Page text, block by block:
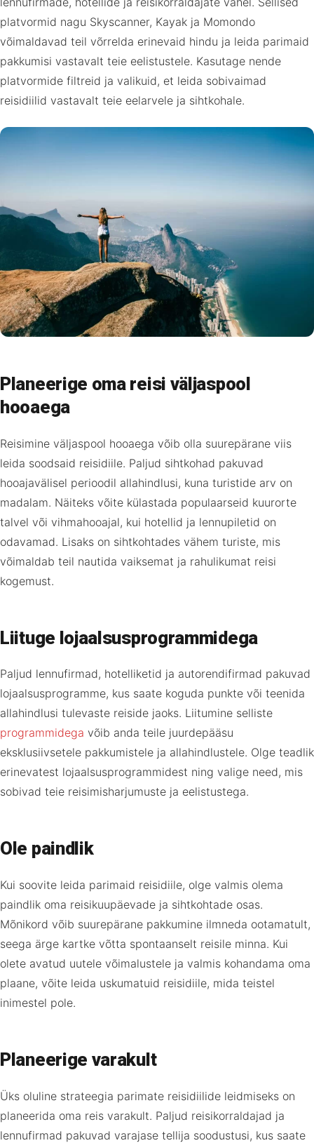
platvormid nagu Skyscanner, Kayak ja Momondo
võimaldavad teil võrrelda erinevaid hindu ja leida parimaid
pakkumisi vastavalt teie eelistustele. Kasutage nende
platvormide filtreid ja valikuid, et leida sobivaimad
reisidiilid vastavalt teie eelarvele ja sihtkohale.
Planeerige oma reisi väljaspool
hooaega
Reisimine väljaspool hooaega võib olla suurepärane viis
leida soodsaid reisidiile. Paljud sihtkohad pakuvad
hooajavälisel perioodil allahindlusi, kuna turistide arv on
madalam. Näiteks võite külastada populaarseid kuurorte
talvel või vihmahooajal, kui hotellid ja lennupiletid on
odavamad. Lisaks on sihtkohtades vähem turiste, mis
võimaldab teil nautida vaiksemat ja rahulikumat reisi
kogemust.
Liituge lojaalsusprogrammidega
Paljud lennufirmad, hotelliketid ja autorendifirmad pakuvad
lojaalsusprogramme, kus saate koguda punkte või teenida
allahindlusi tulevaste reiside jaoks. Liitumine selliste
programmidega võib anda teile juurdepääsu
eksklusiivsetele pakkumistele ja allahindlustele. Olge teadlik
erinevatest lojaalsusprogrammidest ning valige need, mis
sobivad teie reisimisharjumuste ja eelistustega.
Ole paindlik
Kui soovite leida parimaid reisidiile, olge valmis olema
paindlik oma reisikuupäevade ja sihtkohtade osas.
Mõnikord võib suurepärane pakkumine ilmneda ootamatult,
seega ärge kartke võtta spontaanselt reisile minna. Kui
olete avatud uutele võimalustele ja valmis kohandama oma
plaane, võite leida uskumatuid reisidiile, mida teistel
inimestel pole.
Planeerige varakult
Üks oluline strateegia parimate reisidiilide leidmiseks on
planeerida oma reis varakult. Paljud reisikorraldajad ja
lennufirmad pakuvad varajase tellija soodustusi, kus saate